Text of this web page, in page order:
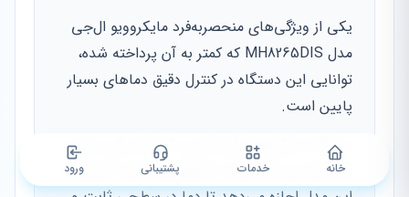
یکی از ویژگی‌های منحصربه‌فرد مایکروویو ال‌جی
مدل MH8265DIS که کمتر به آن پرداخته شده،
توانایی این دستگاه در کنترل دقیق دماهای بسیار
پایین است.
برخلاف مایکروویوهای قدیمی که تنها برای حرارت
بالا طراحی شده بودند، تکنولوژی اسمارت اینورتر در
خانه خدمات پشتیبانی ورود